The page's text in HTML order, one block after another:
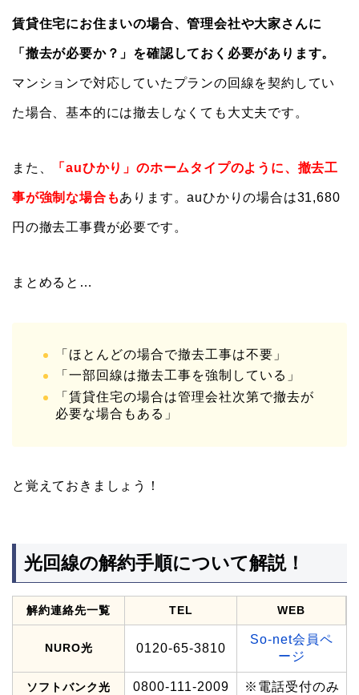
賃貸住宅にお住まいの場合、管理会社や大家さんに
「撤去が必要か？」を確認しておく必要があります。
マンションで対応していたプランの回線を契約してい
た場合、基本的には撤去しなくても大丈夫です。
また、 「auひかり」のホームタイプのように、撤去工
事が強制な場合もあります。auひかりの場合は31,680
円の撤去工事費が必要です。
まとめると…
「ほとんどの場合で撤去工事は不要」
「一部回線は撤去工事を強制している」
「賃貸住宅の場合は管理会社次第で撤去が
必要な場合もある」
と覚えておきましょう！
光回線の解約手順について解説！
解約連絡先一覧 TEL WEB
NURO光 0120-65-3810
So-net会員ペ
ージ
ソフトバンク光 0800-111-2009 ※電話受付のみ